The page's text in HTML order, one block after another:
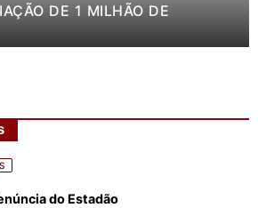
DE 1 MILHÃO DE
do Estadão